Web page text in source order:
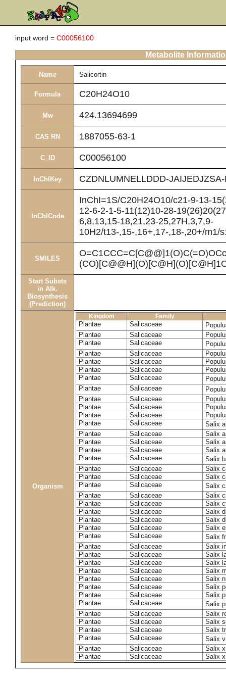
input word = C00056100
Metabolite
Name Salicortin
Formula C20H24O10
Mw 424.13694699
CAS RN 1887055-63-1
C_ID C00056100
InChIKey CZDNLUMNELLDDD-
InChICode
InChI=1S/C20H24O10/c21-9-13-
12-6-2-1-5-11(12)10-28-
6,8,13,15-18,21,23-25,27H,3,7,9-
10H2/t13-,15-,16+,17-,18-,20+/m1/
SMILES
Start Substs
in Alk.
Biosynthesis
(Prediction)
Organism
Kingdom Family
Plantae Salicaceae
Plantae
Salicaceae
Plantae
Salicaceae
Plantae
Salicaceae
Plantae
Salicaceae
Plantae
Salicaceae
Plantae
Salicaceae
Plantae
Salicaceae
Plantae
Salicaceae
Plantae
Salicaceae
Plantae
Salicaceae
Plantae
Salicaceae
Salix
Plantae
Salicaceae
Salix
Plantae
Salicaceae
Salix
Plantae
Salicaceae
Salix
Plantae
Salicaceae
Salix
Plantae
Salicaceae
Salix
Plantae
Salicaceae
Salix
Plantae
Salicaceae
Salix
Plantae
Salicaceae
Salix
Plantae
Salicaceae
Salix
Plantae
Salicaceae
Salix
Plantae
Salicaceae
Salix
Plantae
Salicaceae
Salix
Plantae
Salicaceae
Salix
Plantae
Salicaceae
Salix
Plantae
Salicaceae
Salix
Plantae
Salicaceae
Salix
Plantae
Salicaceae
Salix
Plantae
Salicaceae
Salix
Plantae
Salicaceae
Salix
Plantae
Salicaceae
Salix
Plantae
Salicaceae
Salix
Plantae
Salicaceae
Salix
Plantae
Salicaceae
Salix
Plantae
Salicaceae
Salix
Plantae
Salicaceae
Salix
Plantae
Salicaceae
Salix
Plantae
Salicaceae Salix